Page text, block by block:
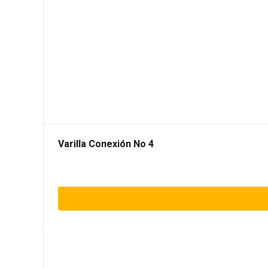
Varilla Conexión No 4